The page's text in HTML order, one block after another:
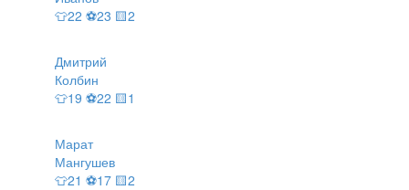
👕22 ⚽23 🟨2
Дмитрий
Колбин
👕19 ⚽22 🟨1
Марат
Мангушев
👕21 ⚽17 🟨2